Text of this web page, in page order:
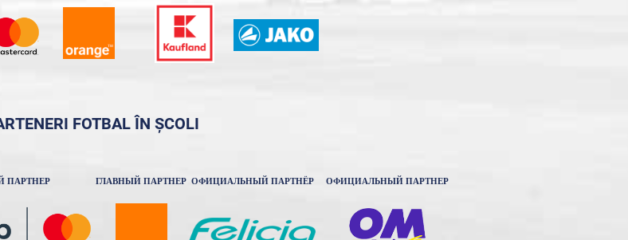
FOTBAL ÎN ȘCOLI
ПАРТНЕР ГЛАВНЫЙ ПАРТНЕР ОФИЦИАЛЬНЫЙ ПАРТНЁР ОФИЦИАЛЬНЫЙ ПАРТНЕР